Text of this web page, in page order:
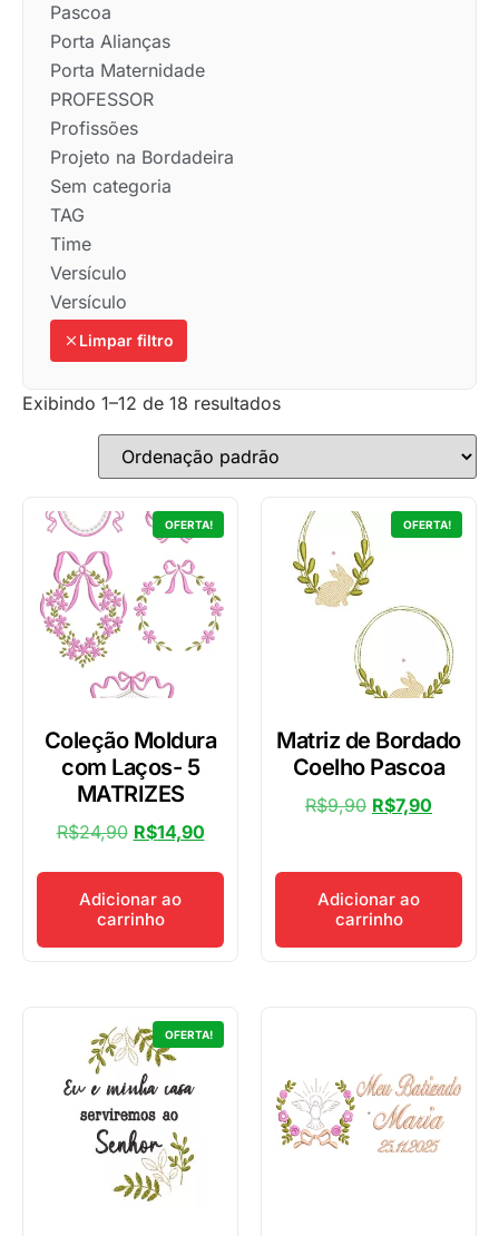
Pascoa
Porta Alianças
Porta Maternidade
PROFESSOR
Profissões
Projeto na Bordadeira
Sem categoria
TAG
Time
Versículo
Versículo
Limpar filtro
Exibindo 1–12 de 18 resultados
OFERTA!
Coleção Moldura
com Laços- 5
MATRIZES
R$24,90 R$14,90
Adicionar ao
carrinho
OFERTA!
Matriz de Bordado
Coelho Pascoa
R$9,90 R$7,90
Adicionar ao
carrinho
OFERTA!